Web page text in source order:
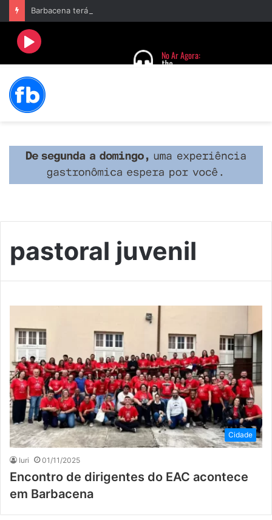
pastoral juvenil
Cidade
Iuri 01/11/2025
Encontro de dirigentes do EAC acontece
em Barbacena